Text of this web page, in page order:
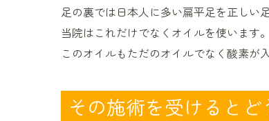
足の裏では日本人に多い扁平足を正しい
当院はこれだけでなくオイルを使います。
このオイルもただのオイルでなく酸素が
その施術を受けると